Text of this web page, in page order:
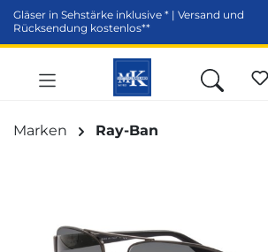
springen
Gläser in Sehstärke inklusive * | Versand und
Rücksendung kostenlos**
Marken Ray-Ban